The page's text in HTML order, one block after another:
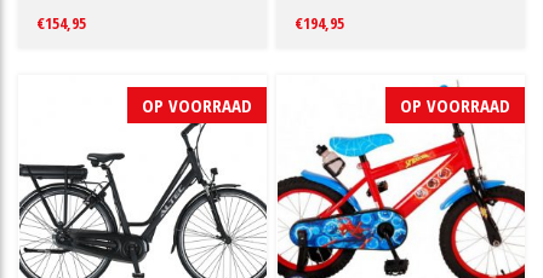
€154,95
€194,95
OP VOORRAAD OP VOORRAAD